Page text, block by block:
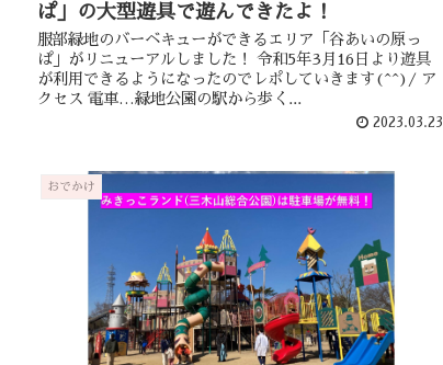
ぱ」の大型遊具で遊んできたよ！
服部緑地のバーベキューができるエリア「谷あいの原っ
ぱ」がリニューアルしました！ 令和5年3月16日より遊具
が利用できるようになったのでレポしていきます(^^)/ ア
クセス 電車…緑地公園の駅から歩く...
2023.03.23
おでかけ